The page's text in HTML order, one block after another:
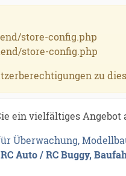
store-config.php
store-config.php
zu
ein vielfältiges Angebot
Überwachung,
Auto / RC Buggy,